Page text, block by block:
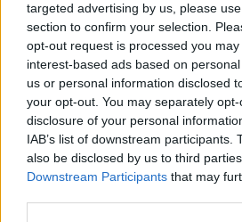
targeted advertising by us, please
section to confirm your selection.
opt-out request is processed you
interest-based ads based on
us or personal information disclosed
your opt-out. You may separately
disclosure of your personal
IAB’s list of downstream participants.
also be disclosed by us to third
Downstream Participants that may
Buenas!!
Estoy intentando hacer esta mision y
piezas, el navegador me dirige hasta
para ensamblar las piezas, pero
deja hacer absolutamente nada, la
arreglado error (si es que se tratraba
actualizacion, o si me venia a mi la
la cuestios, pero no ha sido asi, a
un cabo!!